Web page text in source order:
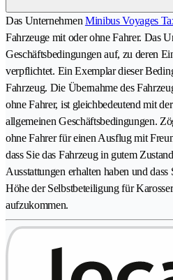
Das Unternehmen Minibus Voyages
Fahrzeuge mit oder ohne Fahrer. Das
Geschäftsbedingungen auf, zu deren
verpflichtet. Ein Exemplar dieser
Fahrzeug. Die Übernahme des
ohne Fahrer, ist gleichbedeutend mit
allgemeinen Geschäftsbedingungen.
ohne Fahrer für einen Ausflug mit
dass Sie das Fahrzeug in gutem
Ausstattungen erhalten haben und
Höhe der Selbstbeteiligung für
aufzukommen.